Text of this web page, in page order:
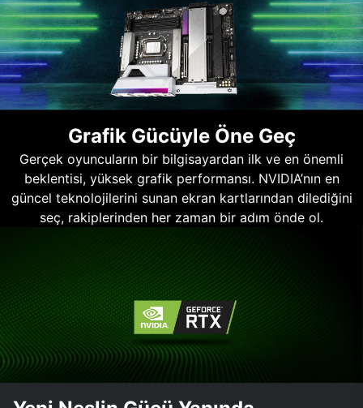
Grafik Gücüyle Öne Geç
Gerçek oyuncuların bir bilgisayardan ilk ve en önemli
beklentisi, yüksek grafik performansı. NVIDIA’nın en
güncel teknolojilerini sunan ekran kartlarından dilediğini
seç, rakiplerinden her zaman bir adım önde ol.